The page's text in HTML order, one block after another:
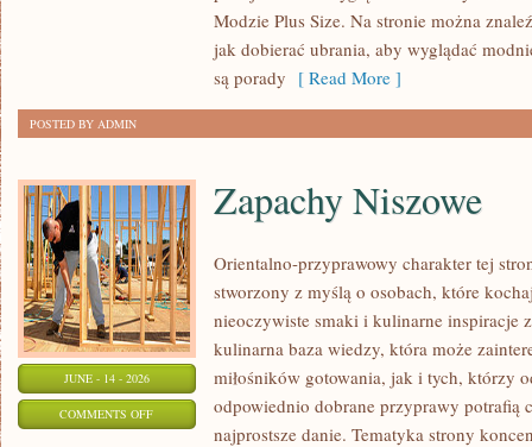
Modzie Plus Size. Na stronie można
jak dobierać ubrania, aby wyglądać
są porady [ Read More ]
POSTED BY ADMIN
JUNE - 14 - 2026
COMMENTS OFFON
Zapachy Niszowe
Orientalno-przyprawowy charakter tej
stworzony z myślą o osobach, które
nieoczywiste smaki i kulinarne inspiracje
kulinarna baza wiedzy, która może
miłośników gotowania, jak i tych, którzy
odpowiednio dobrane przyprawy potrafią
najprostsze danie. Tematyka strony